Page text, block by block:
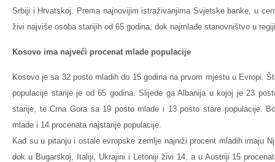
Srbiji i Hrvatskoj. Prema najnovijim istraživanjima Svjetske banke, u
živi najviše osoba starijih od 65 godina, dok najmlađe stanovništvo u
Kosovo ima najveći procenat mlade populacije
Kosovo je sa 32 posto mladih do 15 godina na prvom mjestu u Evropi.
populacije starije je od 65 godina. Slijede ga Albanija u kojoj je 23
starije, te Crna Gora sa 19 posto mlade i 13 posto stare populacije.
mlade i 14 procenata najstarije populacije.
Kad su u pitanju i ostale evropske zemlje najniži procent mladih imaju
dok u Bugarskoj, Italiji, Ukrajini i Letoniji živi 14, a u Austriji 15